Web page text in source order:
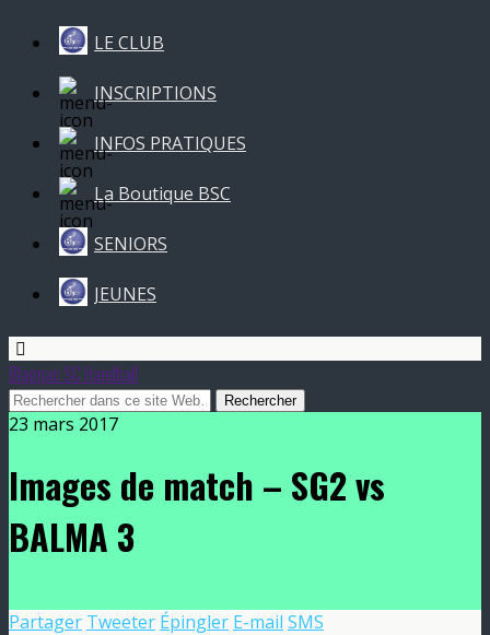
LE CLUB
INSCRIPTIONS
INFOS PRATIQUES
La Boutique BSC
SENIORS
JEUNES
Blagnac SC Handball
23 mars 2017
Images de match – SG2 vs
BALMA 3
Partager Tweeter Épingler E-mail SMS